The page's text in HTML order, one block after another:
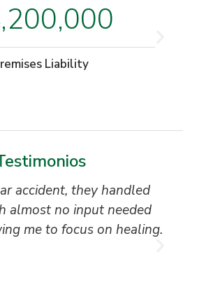
Liability
accident, they handled
almost no input needed
me to focus on healing.